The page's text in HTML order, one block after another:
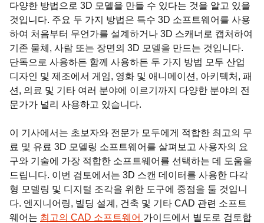
다양한 방법으로 3D 모델을 만들 수 있다는 것을 알고 있을
것입니다. 주요 두 가지 방법은 특수 3D 소프트웨어를 사용
하여 처음부터 무언가를 설계하거나 3D 스캐너로 캡처하여
기존 물체, 사람 또는 장면의 3D 모델을 만드는 것입니다.
단독으로 사용하든 함께 사용하든 두 가지 방법 모두 산업
디자인 및 제조에서 게임, 영화 및 애니메이션, 아키텍처, 패
션, 의료 및 기타 여러 분야에 이르기까지 다양한 분야의 전
문가가 널리 사용하고 있습니다.
이 기사에서는 초보자와 전문가 모두에게 적합한 최고의 무
료 및 유료 3D 모델링 소프트웨어를 살펴보고 사용자의 요
구와 기술에 가장 적합한 소프트웨어를 선택하는 데 도움을
드립니다. 이번 검토에서는 3D 스캔 데이터를 사용한 다각
형 모델링 및 디지털 조각을 위한 도구에 중점을 둘 것입니
다. 엔지니어링, 빌딩 설계, 건축 및 기타 CAD 관련 소프트
웨어는 최고의 CAD 소프트웨어 가이드에서 별도로 검토합